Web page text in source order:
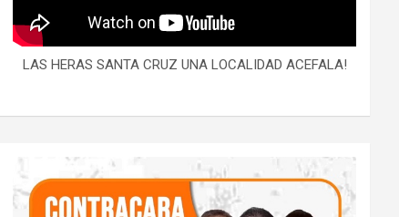
LAS HERAS SANTA CRUZ UNA LOCALIDAD ACEFALA!